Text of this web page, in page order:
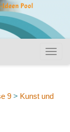
9 > Kunst und